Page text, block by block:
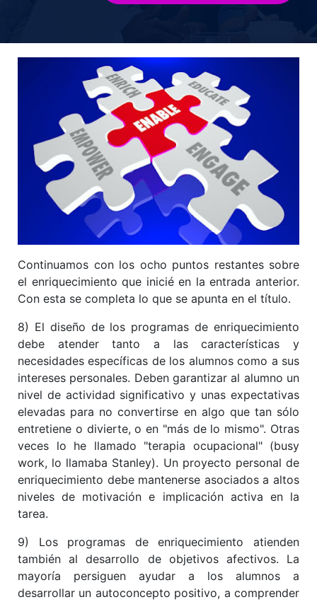
Title-
Title-
Title-
Title-
Continuamos con los ocho puntos restantes sobre
el enriquecimiento que inicié en la entrada anterior.
Con esta se completa lo que se apunta en el título.
8) El diseño de los programas de enriquecimiento
debe atender tanto a las características y
necesidades específicas de los alumnos como a sus
intereses personales. Deben garantizar al alumno un
nivel de actividad significativo y unas expectativas
elevadas para no convertirse en algo que tan sólo
entretiene o divierte, o en "más de lo mismo". Otras
veces lo he llamado "terapia ocupacional" (busy
work, lo llamaba Stanley). Un proyecto personal de
enriquecimiento debe mantenerse asociados a altos
niveles de motivación e implicación activa en la
tarea.
9) Los programas de enriquecimiento atienden
también al desarrollo de objetivos afectivos. La
mayoría persiguen ayudar a los alumnos a
desarrollar un autoconcepto positivo, a comprender